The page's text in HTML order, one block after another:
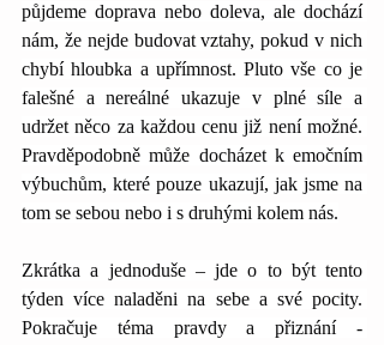
půjdeme doprava nebo doleva, ale dochází
nám, že nejde budovat vztahy, pokud v nich
chybí hloubka a upřímnost. Pluto vše co je
falešné a nereálné ukazuje v plné síle a
udržet něco za každou cenu již není možné.
Pravděpodobně může docházet k emočním
výbuchům, které pouze ukazují, jak jsme na
tom se sebou nebo i s druhými kolem nás.
Zkrátka a jednoduše – jde o to být tento
týden více naladěni na sebe a své pocity.
Pokračuje téma pravdy a přiznání -